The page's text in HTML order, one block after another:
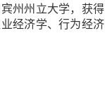
州州立大学，获得
经济学、行为经济